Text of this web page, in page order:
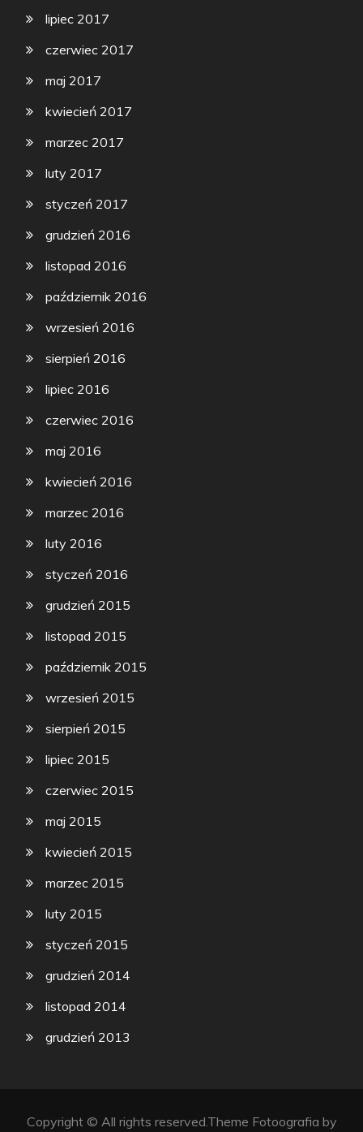
lipiec 2017
czerwiec 2017
maj 2017
kwiecień 2017
marzec 2017
luty 2017
styczeń 2017
grudzień 2016
listopad 2016
październik 2016
wrzesień 2016
sierpień 2016
lipiec 2016
czerwiec 2016
maj 2016
kwiecień 2016
marzec 2016
luty 2016
styczeń 2016
grudzień 2015
listopad 2015
październik 2015
wrzesień 2015
sierpień 2015
lipiec 2015
czerwiec 2015
maj 2015
kwiecień 2015
marzec 2015
luty 2015
styczeń 2015
grudzień 2014
listopad 2014
grudzień 2013
Copyright © All rights reserved.Theme Fotoografia by